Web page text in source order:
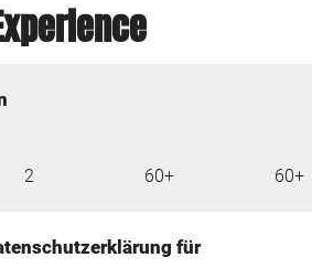
2 60+ 60+
für